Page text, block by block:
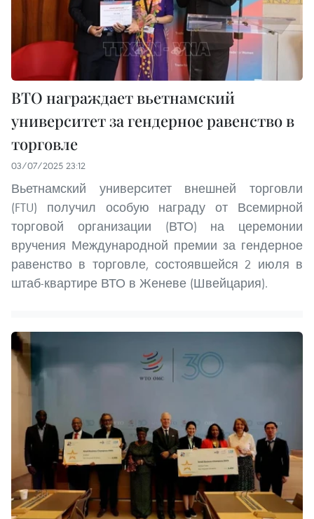
ВТО награждает вьетнамский
университет за гендерное равенство в
торговле
03/07/2025 23:12
Вьетнамский университет внешней торговли
(FTU) получил особую награду от Всемирной
торговой организации (ВТО) на церемонии
вручения Международной премии за гендерное
равенство в торговле, состоявшейся 2 июля в
штаб-квартире ВТО в Женеве (Швейцария).